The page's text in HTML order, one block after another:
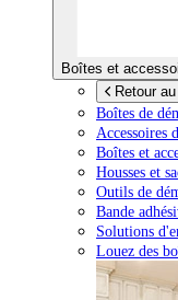
Boîtes et
Retour
Boîtes de
Accessoires
Boîtes et
Housses et
Outils de
Bande
Solutions
Louez des